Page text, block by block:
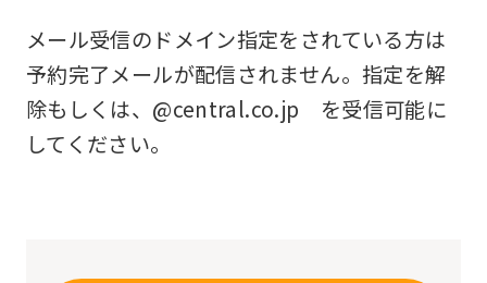
メール受信のドメイン指定をされている方は
予約完了メールが配信されません。指定を解
除もしくは、@central.co.jp を受信可能に
してください。